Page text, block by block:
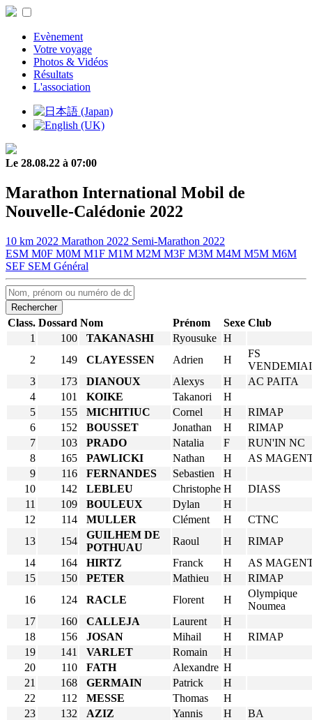
Evènement
Votre voyage
Photos & Vidéos
Résultats
L'association
Le 28.08.22 à 07:00
Marathon International Mobil de
Nouvelle-Calédonie 2022
10 km 2022 Marathon 2022 Semi-Marathon 2022
ESM M0F M0M M1F M1M M2M M3F M3M M4M M5M M6M
SEF SEM Général
Rechercher
Class. Dossard Nom Prénom Sexe Club
1
100 TAKANASHI Ryousuke H
2
149 CLAYESSEN Adrien H
FS
3
173 DIANOUX Alexys H
AC PAITA
4
101 KOIKE Takanori
H
5
155 MICHITIUC Cornel H
RIMAP
6
152 BOUSSET Jonathan H
RIMAP
7
103 PRADO Natalia F
RUN'IN NC
8
165 PAWLICKI Nathan H
AS
9
116 FERNANDES Sebastien
H
10
142 LEBLEU Christophe H
DIASS
11
109 BOULEUX Dylan
H
12
114 MULLER Clément H
CTNC
13
154
GUILHEM DE
POTHUAU
Raoul H
RIMAP
14
164 HIRTZ Franck H
AS
15
150 PETER Mathieu H
RIMAP
16
124 RACLE Florent H
Olympique
Noumea
17
160 CALLEJA Laurent
H
18
156 JOSAN Mihail H
RIMAP
19
141 VARLET Romain
H
20
110 FATH Alexandre H
21
168 GERMAIN Patrick
H
22
112 MESSE Thomas
H
23
132 AZIZ Yannis H
BA